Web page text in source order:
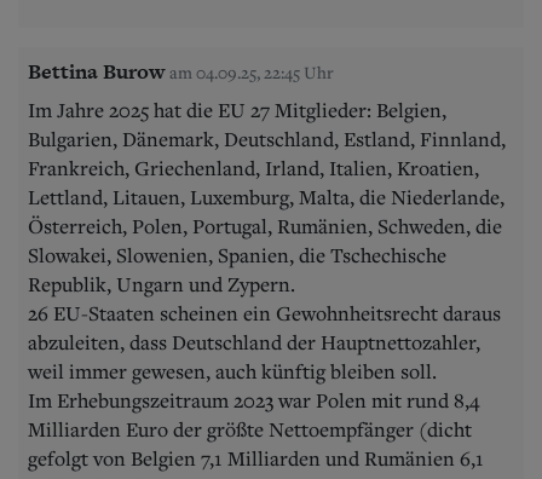
Bettina Burow am 04.09.25, 22:45 Uhr
Im Jahre 2025 hat die EU 27 Mitglieder: Belgien,
Bulgarien, Dänemark, Deutschland, Estland, Finnland,
Frankreich, Griechenland, Irland, Italien, Kroatien,
Lettland, Litauen, Luxemburg, Malta, die Niederlande,
Österreich, Polen, Portugal, Rumänien, Schweden, die
Slowakei, Slowenien, Spanien, die Tschechische
Republik, Ungarn und Zypern.
26 EU-Staaten scheinen ein Gewohnheitsrecht daraus
abzuleiten, dass Deutschland der Hauptnettozahler,
weil immer gewesen, auch künftig bleiben soll.
Im Erhebungszeitraum 2023 war Polen mit rund 8,4
Milliarden Euro der größte Nettoempfänger (dicht
gefolgt von Belgien 7,1 Milliarden und Rumänien 6,1